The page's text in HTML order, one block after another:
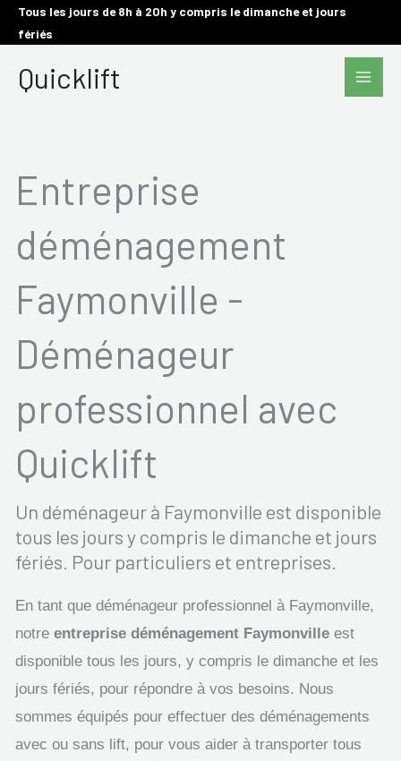
AllerTous les jours de 8h à 20h y compris le dimanche et jours
fériés
Quicklift
Main
Entreprise
déménagement
Faymonville -
Déménageur
professionnel avec
Quicklift
Un déménageur à Faymonville est disponible
tous les jours y compris le dimanche et jours
fériés. Pour particuliers et entreprises.
En tant que déménageur professionnel à Faymonville,
notre entreprise déménagement Faymonville est
disponible tous les jours, y compris le dimanche et les
jours fériés, pour répondre à vos besoins. Nous
sommes équipés pour effectuer des déménagements
avec ou sans lift, pour vous aider à transporter tous